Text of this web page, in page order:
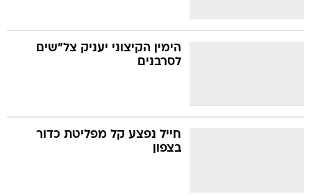
הימין הקיצוני יעניק צל"שים
לסרבנים
חייל נפצע קל מפליטת כדור
בצפון